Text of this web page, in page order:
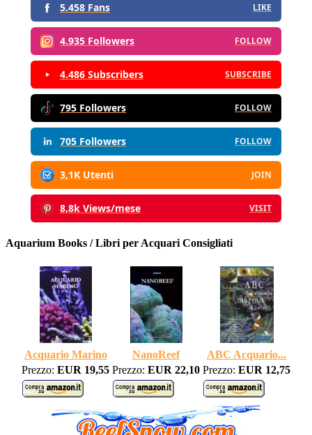
5.458 Fans LIKE
4.935 Followers FOLLOW
4.486 Subscribers SUBSCRIBE
795 Followers FOLLOW
705 Followers FOLLOW
3,1K Utenti JOIN
8,8k Views/mese VISIT
Aquarium Books / Libri per Acquari Consigliati
Acquario Marino NanoReef
ABC Acquario...
Prezzo: EUR 19,55 Prezzo: EUR 22,10 Prezzo: EUR 12,75